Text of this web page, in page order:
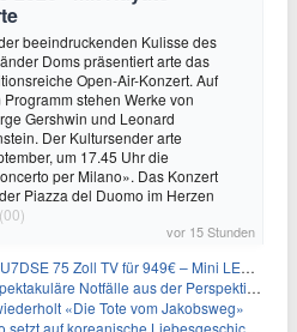
beeindruckenden Kulisse des
Doms präsentiert arte das
Open-Air-Konzert. Auf
Programm stehen Werke von
Gershwin und Leonard
Der Kultursender arte
um 17.45 Uhr die
per Milano». Das Konzert
Piazza del Duomo im Herzen
(00)
vor 15 Stunden
75 Zoll TV für 949€ – Mini LED, 144Hz, 2026
Notfälle aus der Perspektive der Patienten
«Die Tote vom Jakobsweg»
setzt auf koreanische Liebesgeschichte